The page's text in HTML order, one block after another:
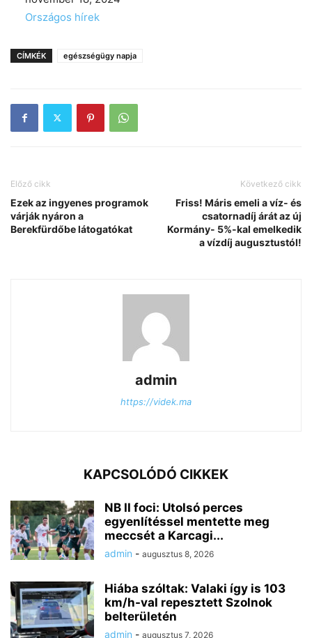
In relation to
Országos hírek
CÍMKÉK egészségügy napja
Előző cikk
Ezek az ingyenes programok
várják nyáron a
Berekfürdőbe látogatókat
Következő cikk
Friss! Máris emeli a víz- és
csatornadíj árát az új
Kormány- 5%-kal emelkedik
a vízdíj augusztustól!
admin
https://videk.ma
KAPCSOLÓDÓ CIKKEK
NB II foci: Utolsó perces
egyenlítéssel mentette meg
meccsét a Karcagi...
admin - augusztus 8, 2026
Hiába szóltak: Valaki így is 103
km/h-val repesztett Szolnok
belterületén
admin - augusztus 7, 2026